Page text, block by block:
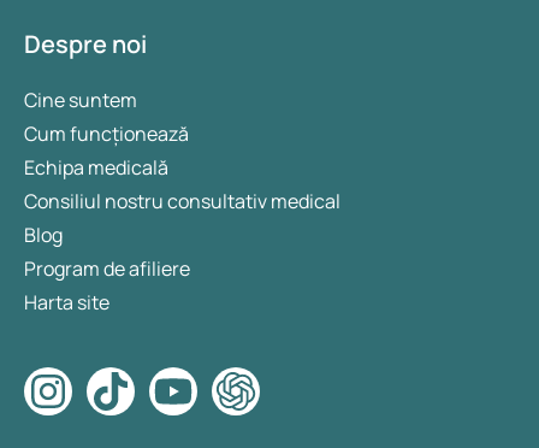
Despre noi
Cine suntem
Cum funcționează
Echipa medicală
Consiliul nostru consultativ medical
Blog
Program de afiliere
Harta site